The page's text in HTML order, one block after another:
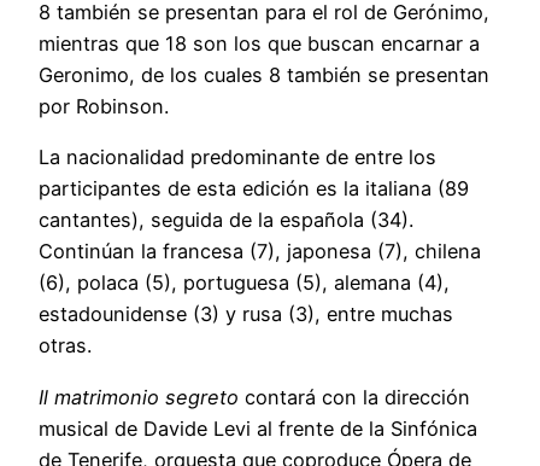
8 también se presentan para el rol de Gerónimo,
mientras que 18 son los que buscan encarnar a
Geronimo, de los cuales 8 también se presentan
por Robinson.
La nacionalidad predominante de entre los
participantes de esta edición es la italiana (89
cantantes), seguida de la española (34).
Continúan la francesa (7), japonesa (7), chilena
(6), polaca (5), portuguesa (5), alemana (4),
estadounidense (3) y rusa (3), entre muchas
otras.
Il matrimonio segreto contará con la dirección
musical de Davide Levi al frente de la Sinfónica
de Tenerife, orquesta que coproduce Ópera de